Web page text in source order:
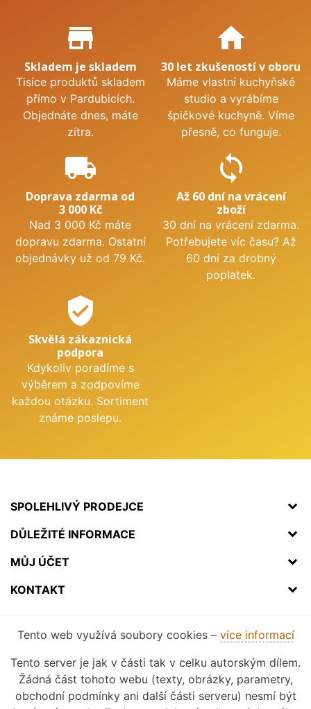
Proč nakupovat u nás?
store_mall_directory
Skladem je skladem
Tisíce produktů skladem
přímo v Pardubicích.
Objednáte dnes, máte
zítra.
home
30 let zkušeností v oboru
Máme vlastní kuchyňské
studio a vyrábíme
špičkové kuchyně. Víme
přesně, co funguje.
local_shipping
Doprava zdarma od
3 000 Kč
Nad 3 000 Kč máte
dopravu zdarma. Ostatní
objednávky už od 79 Kč.
sync
Až 60 dní na vrácení
zboží
30 dní na vrácení zdarma.
Potřebujete víc času? Až
60 dní za drobný
poplatek.
verified_user
Skvělá zákaznická
podpora
Kdykoliv poradíme s
výběrem a zodpovíme
každou otázku. Sortiment
známe poslepu.
SPOLEHLIVÝ PRODEJCE
DŮLEŽITÉ INFORMACE
MŮJ ÚČET
KONTAKT
Tento web využívá soubory cookies – více informací
Tento server je jak v části tak v celku autorským dílem.
Žádná část tohoto webu (texty, obrázky, parametry,
obchodní podmínky ani další části serveru) nesmí být